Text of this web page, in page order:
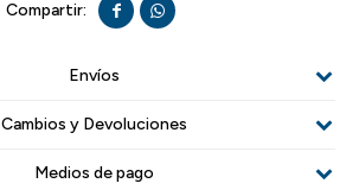
 
Envíos
Cambios y Devoluciones
Medios de pago